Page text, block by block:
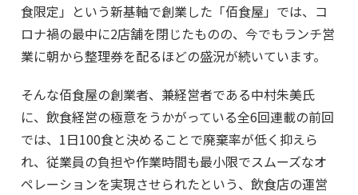
食限定」という新基軸で創業した「佰食屋」では、コ
ロナ禍の最中に2店舗を閉じたものの、今でもランチ営
業に朝から整理券を配るほどの盛況が続いています。
そんな佰食屋の創業者、兼経営者である中村朱美氏
に、飲食経営の極意をうかがっている全6回連載の前回
では、1日100食と決めることで廃棄率が低く抑えら
れ、従業員の負担や作業時間も最小限でスムーズなオ
ペレーションを実現させられたという、飲食店の運営